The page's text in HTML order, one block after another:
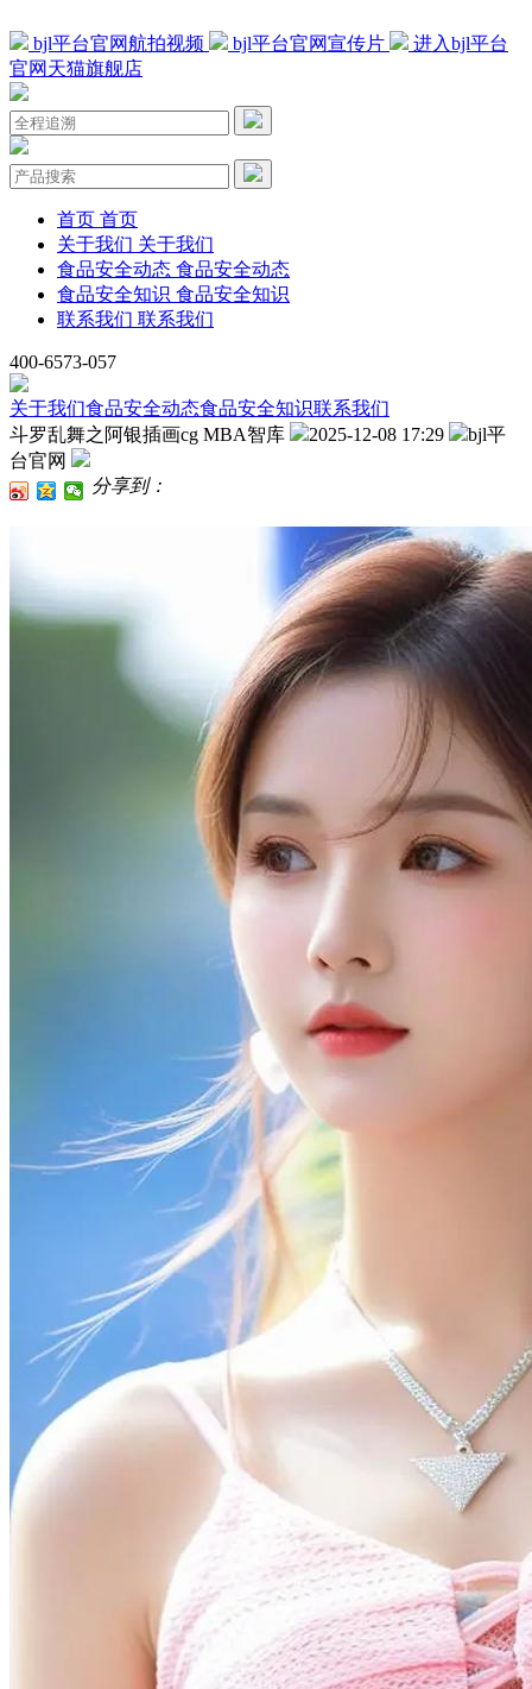
bjl平台官网航拍视频 bjl平台官网宣传片
进入bjl平台
官网天猫旗舰店
首页 首页
关于我们 关于我们
食品安全动态 食品安全动态
食品安全知识 食品安全知识
联系我们 联系我们
400-6573-057
关于我们食品安全动态食品安全知识联系我们
斗罗乱舞之阿银插画cg MBA智库
2025-12-08 17:29
bjl平
台官网
分享到：